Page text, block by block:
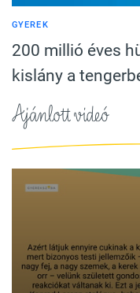
GYEREK
200 millió éves
kislány a
Ajánlott videó